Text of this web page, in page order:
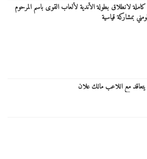
لانطلاق بطولة الأندية لألعاب القوى باسم المرحوم
بمشاركة قياسية
يتعاقد مع اللاعب مالك علان